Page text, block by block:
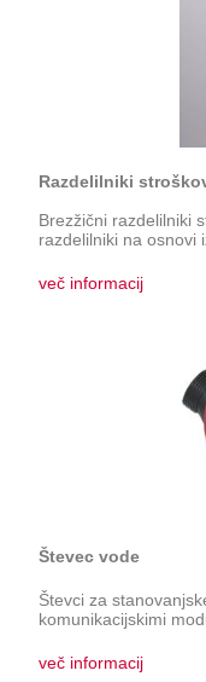
Razdelilniki
Brezžični razdelilniki
razdelilniki na osnovi
več informacij
Števec vode
Števci za
komunikacijskimi
več informacij